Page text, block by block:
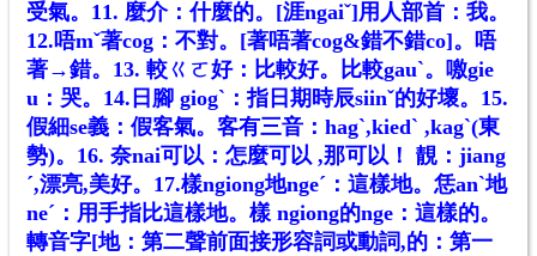
受氣。11. 麼介：什麼的。[涯ngaiˇ]用人部首：我。
12.唔mˇ著cog：不對。[著唔著cog&錯不錯co]。唔
著→錯。13. 較ㄍㄛ好：比較好。比較gauˋ。噭gie
u：哭。14.日腳 giogˋ：指日期時辰siinˇ的好壞。15.
假細se義：假客氣。客有三音：hagˋ,kiedˋ ,kagˋ(東
勢)。16. 奈nai可以：怎麼可以 ,那可以！ 靚：jiang
ˊ,漂亮,美好。17.樣ngiong地ngeˊ：這樣地。恁anˋ地
neˊ：用手指比這樣地。樣 ngiong的nge：這樣的。
轉音字[地：第二聲前面接形容詞或動詞,的：第一